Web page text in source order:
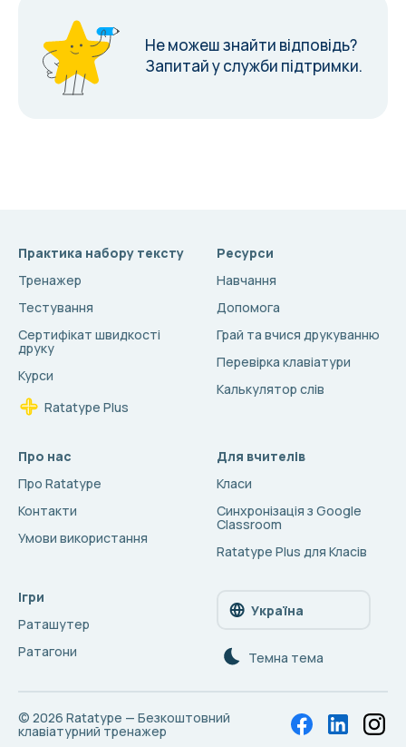
Не можеш знайти відповідь?
Запитай у служби підтримки.
Практика набору тексту
Тренажер
Тестування
Сертифікат швидкості
друку
Курси
Ratatype Plus
Ресурси
Навчання
Допомога
Грай та вчися друкуванню
Перевірка клавіатури
Калькулятор слів
Про нас
Про Ratatype
Контакти
Умови використання
Для вчителів
Класи
Синхронізація з Google
Classroom
Ratatype Plus для Класів
Ігри
Раташутер
Ратагони
Україна
Темна тема
© 2026 Ratatype — Безкоштовний
клавіатурний тренажер